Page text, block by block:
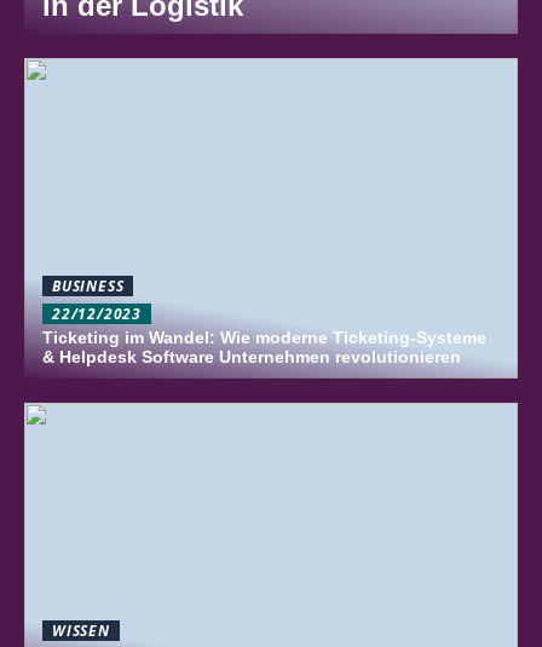
BUSINESS
22/12/2023
Ticketing im Wandel: Wie moderne Ticketing-Systeme
& Helpdesk Software Unternehmen revolutionieren
WISSEN